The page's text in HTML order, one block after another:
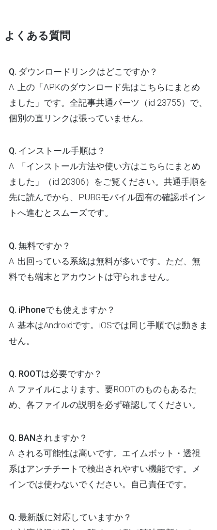
よくある質問
Q. ダウンロードリンクはどこですか？
A. 上の「APKのダウンロード先はこちらにまとめ
ました」です。全記事共通パーツ（id 23755）で、
個別の直リンクは張っていません。
Q. インストール手順は？
A. 「インストール方法や使い方はこちらにまとめ
ました」（id 20306）をご覧ください。共通手順を
先に読んでから、PUBGモバイル固有の確認ポイン
トへ進むとスムーズです。
Q. 無料ですか？
A. 出回っている系統は無料が多いです。ただ、無
料でも端末とアカウントは守られません。
Q. iPhoneでも使えますか？
A. 基本はAndroidです。iOSでは同じ手順では動きま
せん。
Q. ROOTは必要ですか？
A. ファイルによります。要ROOTのものもあるた
め、各ファイルの説明を必ず確認してください。
Q. BANされますか？
A. される可能性は高いです。エイムボット・透視
系はアンチチートで検出されやすい機能です。メ
インでは使わないでください。自己責任です。
Q. 最新版に対応していますか？